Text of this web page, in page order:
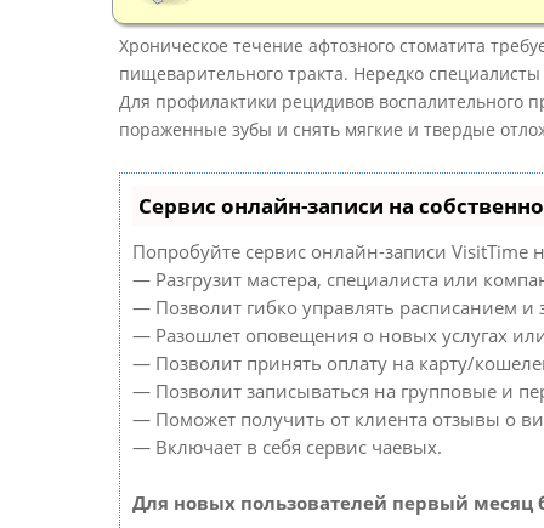
Хроническое течение афтозного стоматита
пищеварительного тракта. Нередко
Для профилактики рецидивов воспалительного
пораженные зубы и снять мягкие и твердые
Сервис онлайн-записи на
Попробуйте сервис онлайн-записи VisitTime
— Разгрузит мастера, специалиста или
— Позволит гибко управлять расписанием и
— Разошлет оповещения о новых услугах
— Позволит принять оплату на карту/
— Позволит записываться на групповые и
— Поможет получить от клиента отзывы о
— Включает в себя сервис чаевых.
Для новых пользователей первый месяц